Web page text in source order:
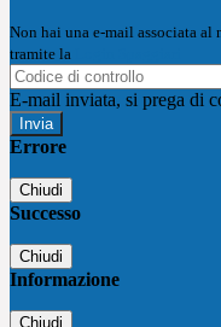
Non hai una e-mail associata al
tramite la
E-mail inviata, si prega di
Errore
Chiudi
Successo
Chiudi
Informazione
Chiudi